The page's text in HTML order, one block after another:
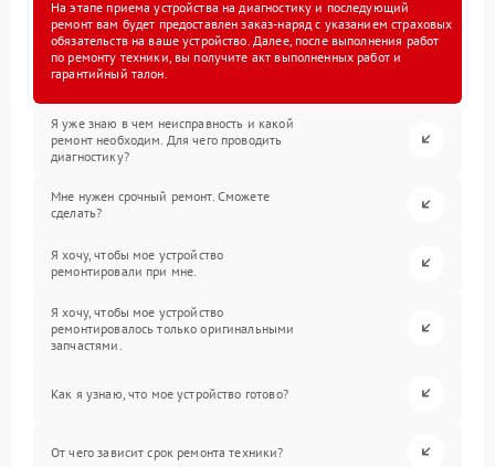
На этапе приема устройства на диагностику и последующий
ремонт вам будет предоставлен заказ-наряд с указанием страховых
обязательств на ваше устройство. Далее, после выполнения работ
по ремонту техники, вы получите акт выполненных работ и
гарантийный талон.
Я уже знаю в чем неисправность и какой
ремонт необходим. Для чего проводить
диагностику?
Мне нужен срочный ремонт. Сможете
сделать?
Я хочу, чтобы мое устройство
ремонтировали при мне.
Я хочу, чтобы мое устройство
ремонтировалось только оригинальными
запчастями.
Как я узнаю, что мое устройство готово?
От чего зависит срок ремонта техники?